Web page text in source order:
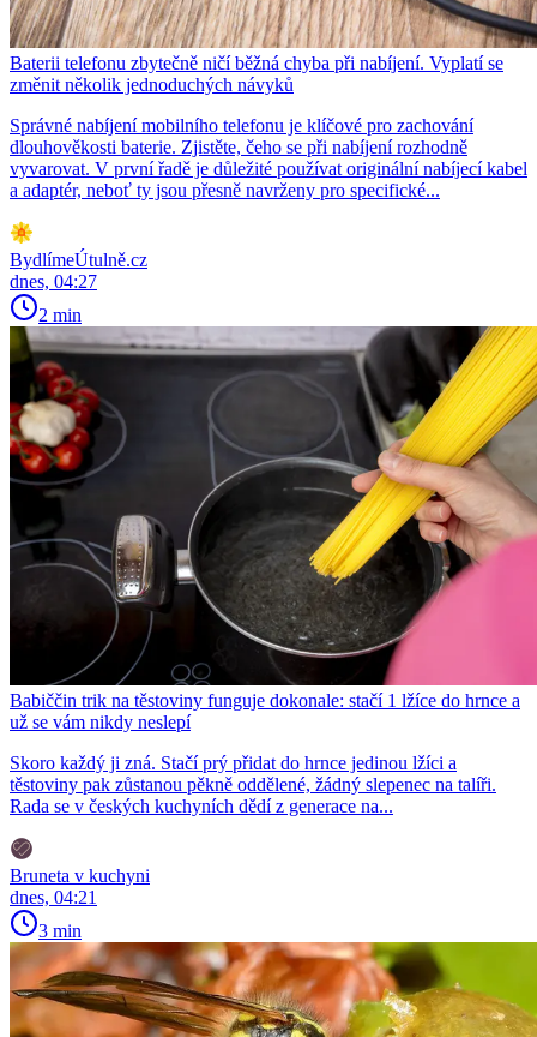
Baterii telefonu zbytečně ničí běžná chyba při nabíjení. Vyplatí se
změnit několik jednoduchých návyků
Správné nabíjení mobilního telefonu je klíčové pro zachování
dlouhověkosti baterie. Zjistěte, čeho se při nabíjení rozhodně
vyvarovat. V první řadě je důležité používat originální nabíjecí kabel
a adaptér, neboť ty jsou přesně navrženy pro specifické...
BydlímeÚtulně.cz
dnes, 04:27
2 min
Babiččin trik na těstoviny funguje dokonale: stačí 1 lžíce do hrnce a
už se vám nikdy neslepí
Skoro každý ji zná. Stačí prý přidat do hrnce jedinou lžíci a
těstoviny pak zůstanou pěkně oddělené, žádný slepenec na talíři.
Rada se v českých kuchyních dědí z generace na...
Bruneta v kuchyni
dnes, 04:21
3 min